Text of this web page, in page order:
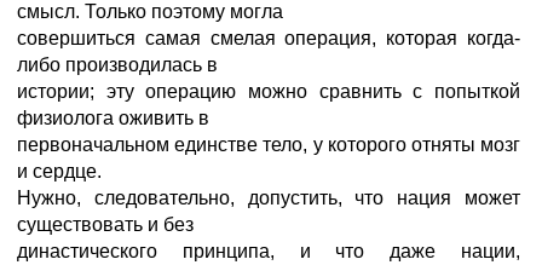
смысл. Только поэтому могла
совершиться самая смелая операция, которая когда-
либо производилась в
истории; эту операцию можно сравнить с попыткой
физиолога оживить в
первоначальном единстве тело, у которого отняты мозг
и сердце.
Нужно, следовательно, допустить, что нация может
существовать и без
династического принципа, и что даже нации,